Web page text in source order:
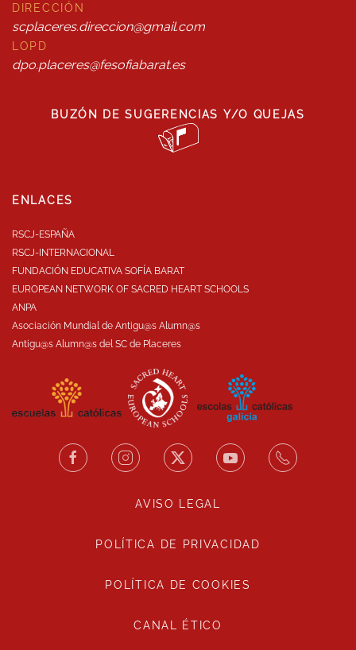
DIRECCIÓN
scplaceres.direccion@gmail.com
LOPD
dpo.placeres@fesofiabarat.es
BUZÓN DE SUGERENCIAS Y/O QUEJAS
ENLACES
RSCJ-ESPAÑA
RSCJ-INTERNACIONAL
FUNDACIÓN EDUCATIVA SOFÍA BARAT
EUROPEAN NETWORK OF SACRED HEART SCHOOLS
ANPA
Asociación Mundial de Antigu@s Alumn@s
Antigu@s Alumn@s del SC de Placeres
AVISO LEGAL
POLÍTICA DE PRIVACIDAD
POLÍTICA DE COOKIES
CANAL ÉTICO